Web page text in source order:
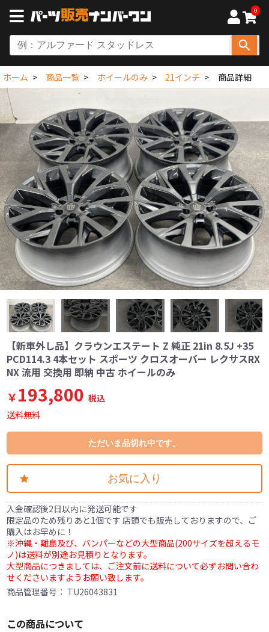
0
ホーム 商品一覧 ホイールのみ 21インチ 商品詳細
【新車外し品】クラウンエステート Z 純正 21in 8.5J +35
PCD114.3 4本セット スポーツ クロスオーバー レクサスRX
NX 流用 交換用 即納 中古 ホイールのみ
￥193,800 税込
送料無料
ただいま品切れ中です。
お気に入り
入金確認後2日以内に発送可能です
限定品のため残りあと1個です 店頭でも販売しておりますので、ご
購入はお早めに！
※沖縄・離島及び、バンパーなどの大型商品(200サイズを超えるモ
ノ)は送料が別途お見積りとなります。
大型商品につきましては、ご注文前に送料について必ずお問い合わ
せくださいますようお願い致します。
商品管理番号： TU26043831
この商品について